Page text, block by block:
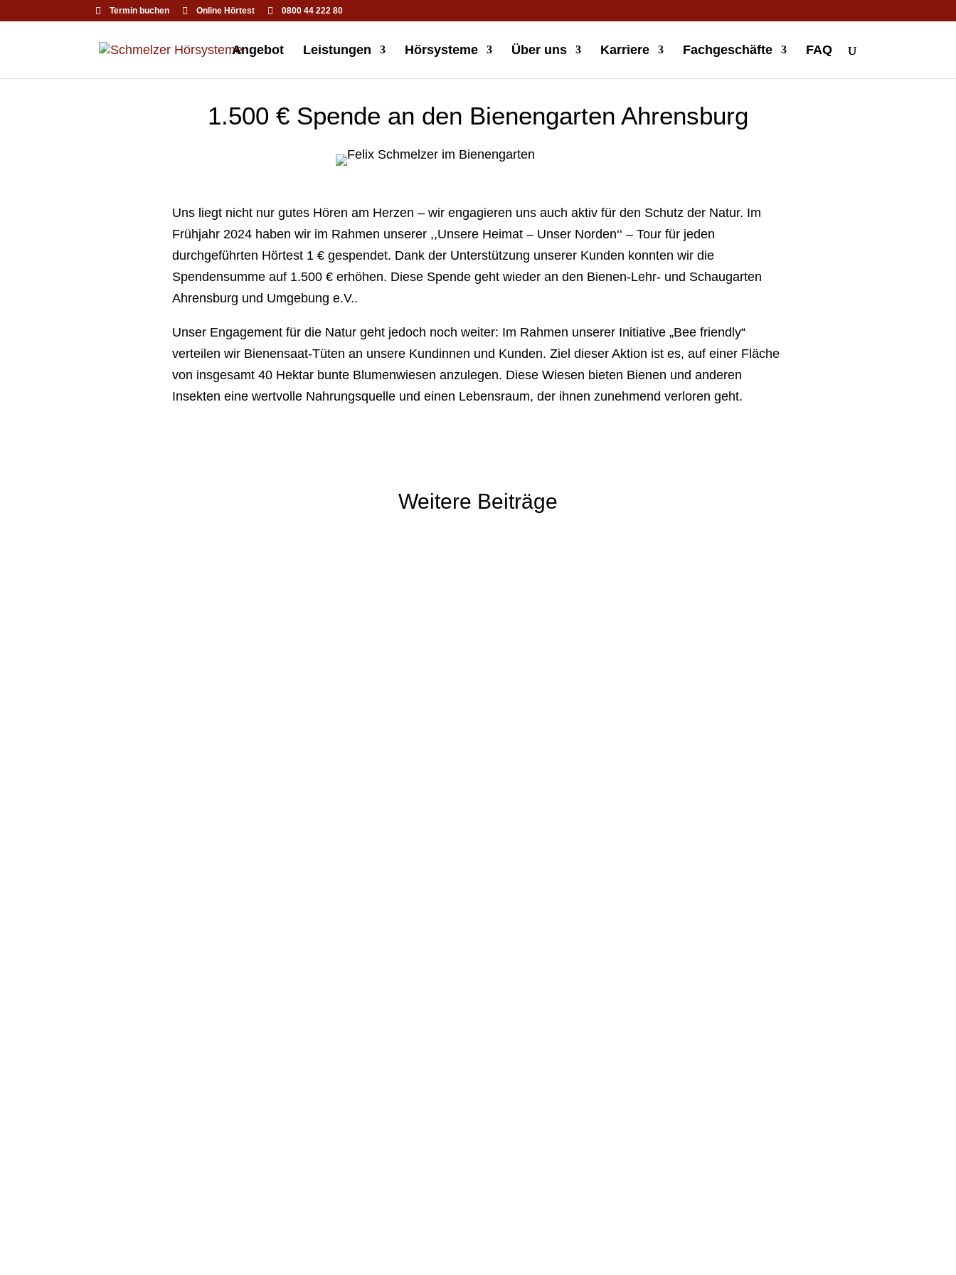
Termin buchen Online Hörtest 0800 44 222 80
Angebot Leistungen Hörsysteme Über uns Karriere Fachgeschäfte FAQ
1.500 € Spende an den Bienengarten Ahrensburg
Uns liegt nicht nur gutes Hören am Herzen – wir engagieren uns auch aktiv für den Schutz der Natur. Im
Frühjahr 2024 haben wir im Rahmen unserer ,,Unsere Heimat – Unser Norden‘‘ – Tour für jeden
durchgeführten Hörtest 1 € gespendet. Dank der Unterstützung unserer Kunden konnten wir die
Spendensumme auf 1.500 € erhöhen. Diese Spende geht wieder an den Bienen-Lehr- und Schaugarten
Ahrensburg und Umgebung e.V..
Unser Engagement für die Natur geht jedoch noch weiter: Im Rahmen unserer Initiative „Bee friendly“
verteilen wir Bienensaat-Tüten an unsere Kundinnen und Kunden. Ziel dieser Aktion ist es, auf einer Fläche
von insgesamt 40 Hektar bunte Blumenwiesen anzulegen. Diese Wiesen bieten Bienen und anderen
Insekten eine wertvolle Nahrungsquelle und einen Lebensraum, der ihnen zunehmend verloren geht.
Weitere Beiträge